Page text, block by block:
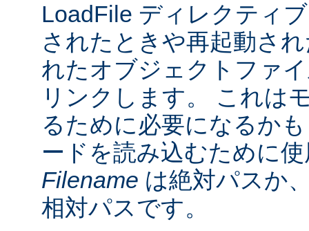
LoadFile ディレクティ
されたときや再起動さ
れたオブジェクトファ
リンクします。 これは
るために必要になるか
ードを読み込むために
Filename は絶対パスか
相対パスです。